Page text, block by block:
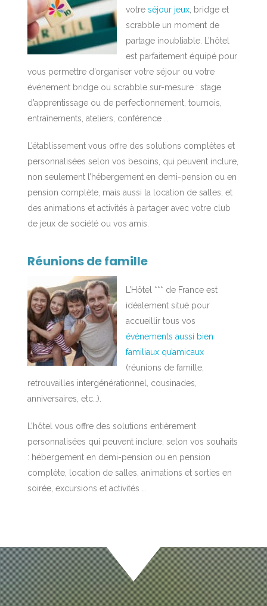
votreséjour jeux , bridge et
scrabble un moment de
partage inoubliable. L’hôtel
est parfaitement équipé pour
vous permettre d’organiser votre séjour ou votre
événement bridge ou scrabble sur-mesure : stage
d’apprentissage ou de perfectionnement, tournois,
entraînements, ateliers, conférence …
L’établissement vous offre des solutions complètes et
personnalisées selon vos besoins, qui peuvent inclure,
non seulement l’hébergement en demi-pension ou en
pension complète, mais aussi la location de salles, et
des animations et activités à partager avec votre club
de jeux de société ou vos amis.
Réunions de famille
L’Hôtel *** de France est
idéalement situé pour
accueillir tous vos
événements aussi bien
familiaux qu’amicaux
(réunions de famille,
retrouvailles intergénérationnel, cousinades,
anniversaires, etc…).
L’hôtel vous offre des solutions entièrement
personnalisées qui peuvent inclure, selon vos souhaits
: hébergement en demi-pension ou en pension
complète, location de salles, animations et sorties en
soirée, excursions et activités …